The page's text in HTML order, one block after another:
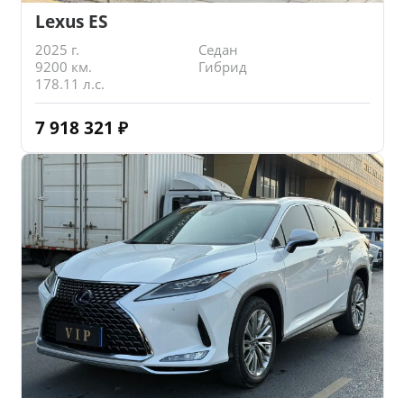
Lexus ES
2025 г.
Седан
9200 км.
Гибрид
178.11 л.с.
7 918 321 ₽